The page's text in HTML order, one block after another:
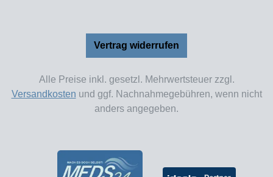
Vertrag widerrufen
Alle Preise inkl. gesetzl. Mehrwertsteuer zzgl.
Versandkosten und ggf. Nachnahmegebühren, wenn nicht
anders angegeben.